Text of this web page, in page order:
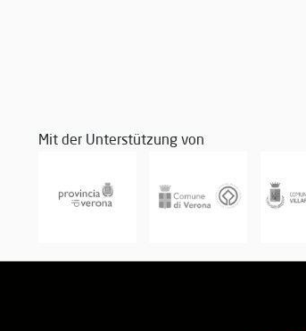
Mit der Unterstützung von